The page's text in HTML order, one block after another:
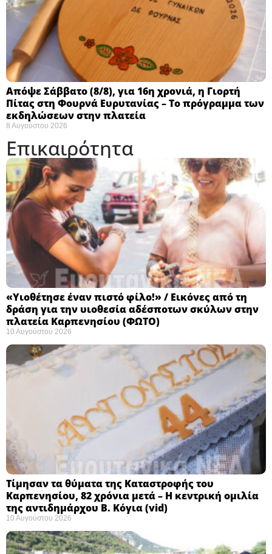
Απόψε Σάββατο (8/8), για 16η χρονιά, η Γιορτή
Πίτας στη Φουρνά Ευρυτανίας – Το πρόγραμμα των
εκδηλώσεων στην πλατεία
8 Αυγούστου 2026
Επικαιρότητα
«Υιοθέτησε έναν πιστό φίλο!» / Εικόνες από τη
δράση για την υιοθεσία αδέσποτων σκύλων στην
πλατεία Καρπενησίου (ΦΩΤΟ)
10 Αυγούστου 2026
Τίμησαν τα θύματα της Καταστροφής του
Καρπενησίου, 82 χρόνια μετά – Η κεντρική ομιλία
της αντιδημάρχου Β. Κόγια (vid)
10 Αυγούστου 2026